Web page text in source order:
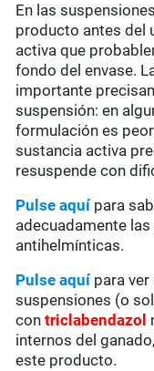
En las
producto antes del
activa que
fondo del envase.
importante
suspensión: en
formulación es
sustancia activa
resuspende con
Pulse aquí para
adecuadamente las
antihelmínticas.
Pulse aquípara ver
suspensiones (o
contriclabendazol
internos del
este producto.